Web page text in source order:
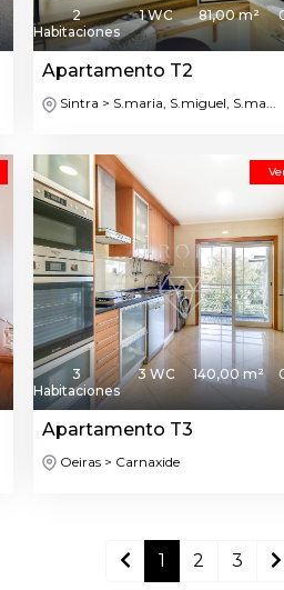
2
Habitaciones
1 WC 81,00 m²
Apartamento T2
Sintra > S.maria, S.miguel, S.ma...
3
Habitaciones
3 WC 140,00 m²
Apartamento T3
Oeiras > Carnaxide
1 2 3